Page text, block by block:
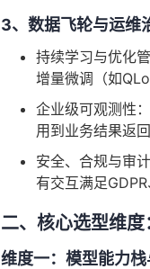
3、数据飞轮与运维
持续学习与优化
增量微调（如
企业级可观测性
用到业务结果返
安全、合规与审
有交互满足
二、核心选型维
维度一：模型能力